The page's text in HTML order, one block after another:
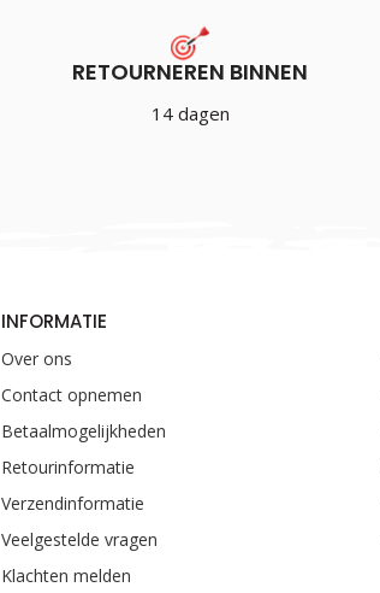
RETOURNEREN BINNEN
14 dagen
INFORMATIE
Over ons
Contact opnemen
Betaalmogelijkheden
Retourinformatie
Verzendinformatie
Veelgestelde vragen
Klachten melden